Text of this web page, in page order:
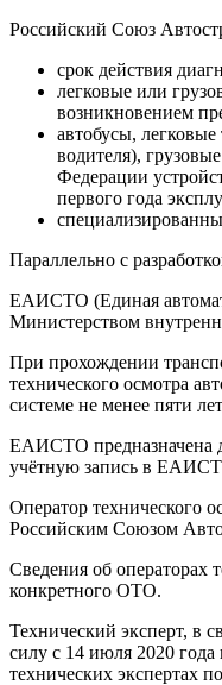
Российский Союз
срок действия
легковые или
возникновением
автобусы,
водителя),
Федерации
первого года
Параллельно с
ЕАИСТО (Единая
Министерством
При прохождении
технического осмотра
системе не менее пяти
ЕАИСТО предназначена
учётную запись в
Оператор технического
Российским Союзом
Сведения об операторах
конкретного ОТО.
Технический эксперт, в
силу с 14 июля 2020
технических экспертах